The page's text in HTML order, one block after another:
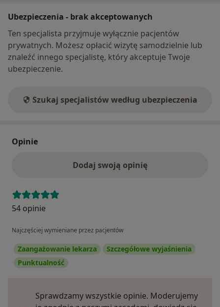
Ubezpieczenia - brak akceptowanych
Ten specjalista przyjmuje wyłącznie pacjentów
prywatnych. Możesz opłacić wizytę samodzielnie lub
znaleźć innego specjalistę, który akceptuje Twoje
ubezpieczenie.
Szukaj specjalistów według ubezpieczenia
Opinie
Dodaj swoją opinię
54 opinie
Najczęściej wymieniane przez pacjentów
Zaangażowanie lekarza
Szczegółowe wyjaśnienia
Punktualność
Sprawdzamy wszystkie opinie. Moderujemy